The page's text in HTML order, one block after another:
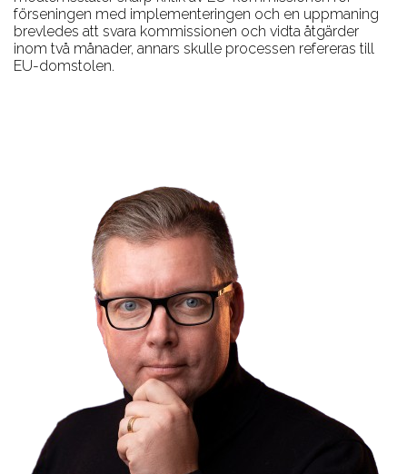
förseningen med implementeringen och en uppmaning
brevledes att svara kommissionen och vidta åtgärder
inom två månader, annars skulle processen refereras till
EU-domstolen.